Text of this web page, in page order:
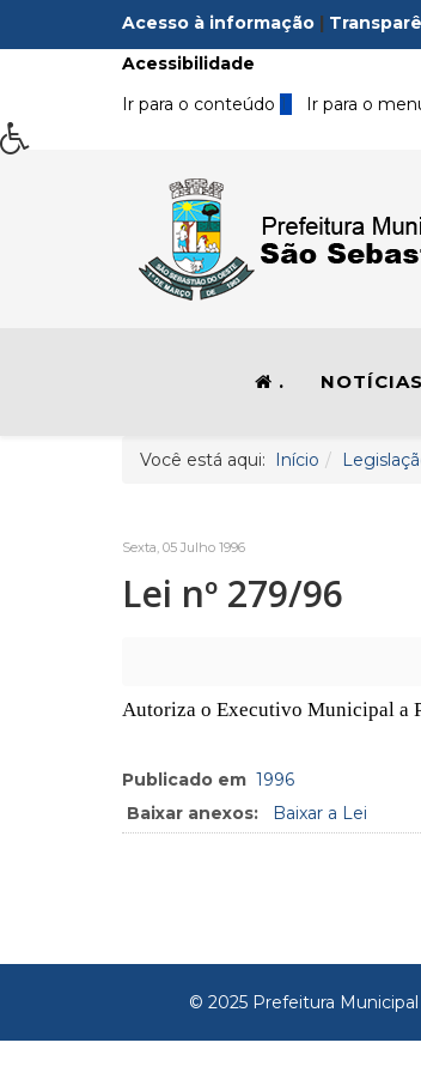
Acesso à informação |
Acessibilidade
Ir para o conteúdo 1 Ir para o
. NOTÍCIAS
Você está aqui: Início
Sexta, 05 Julho 1996
Lei nº 279/96
Autoriza o Executivo Municipal a
Publicado em 1996
Baixar anexos:
Baixar a Lei
© 2025 Prefeitura